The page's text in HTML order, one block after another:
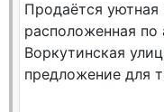
Продаётся уютная
расположенная
Воркутинская
предложение для